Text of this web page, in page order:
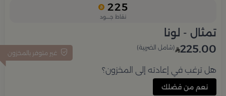
225
نقاط جــــود
تمثال - لونا
غير متوفر بالمخزون 225.00 (شامل الضريبة)
هل ترغب في إعادته إلى المخزون؟
نعم من فضلك